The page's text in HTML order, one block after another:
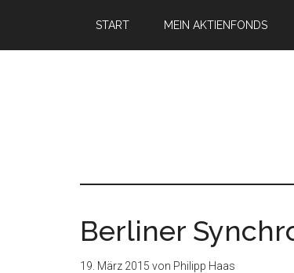
START MEIN AKTIENFONDS
Berliner
19. März 2015 von Philipp Haas